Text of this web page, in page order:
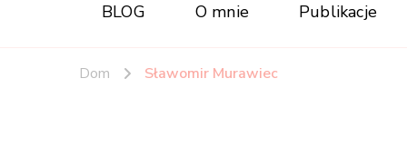
BLOG O mnie Publikacje
Dom Sławomir Murawiec